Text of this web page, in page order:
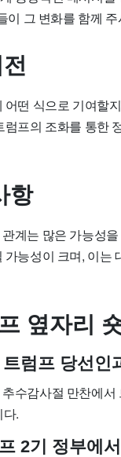
이 그 변화를 함께
떤 식으로 기여할
프의 조화를 통한
항
계는 많은 가능성
능성이 크며, 이
옆자리
럼프 당선인
수감사절 만찬에
.
2기 정부에